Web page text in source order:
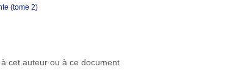
(tome 2)
cet auteur ou à ce document